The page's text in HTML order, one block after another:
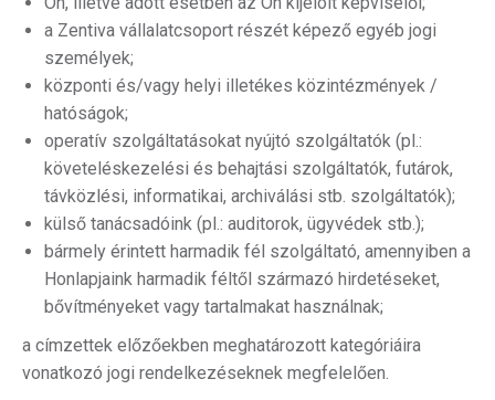
a Zentiva vállalatcsoport részét képező egyéb jogi
személyek;
központi és/vagy helyi illetékes közintézmények /
hatóságok;
operatív szolgáltatásokat nyújtó szolgáltatók (pl.:
követeléskezelési és behajtási szolgáltatók, futárok,
távközlési, informatikai, archiválási stb. szolgáltatók);
külső tanácsadóink (pl.: auditorok, ügyvédek stb.);
bármely érintett harmadik fél szolgáltató, amennyiben a
Honlapjaink harmadik féltől származó hirdetéseket,
bővítményeket vagy tartalmakat használnak;
a címzettek előzőekben meghatározott kategóriáira
vonatkozó jogi rendelkezéseknek megfelelően.